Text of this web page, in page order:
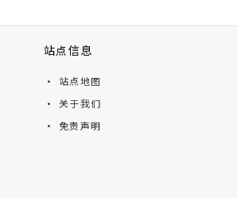
站点信息
· 站点地图
· 关于我们
· 免责声明